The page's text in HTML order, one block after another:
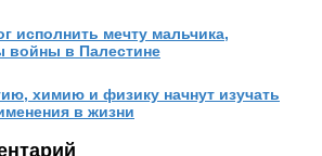
исполнить мечту мальчика,
войны в Палестине
химию и физику начнут изучать
в жизни